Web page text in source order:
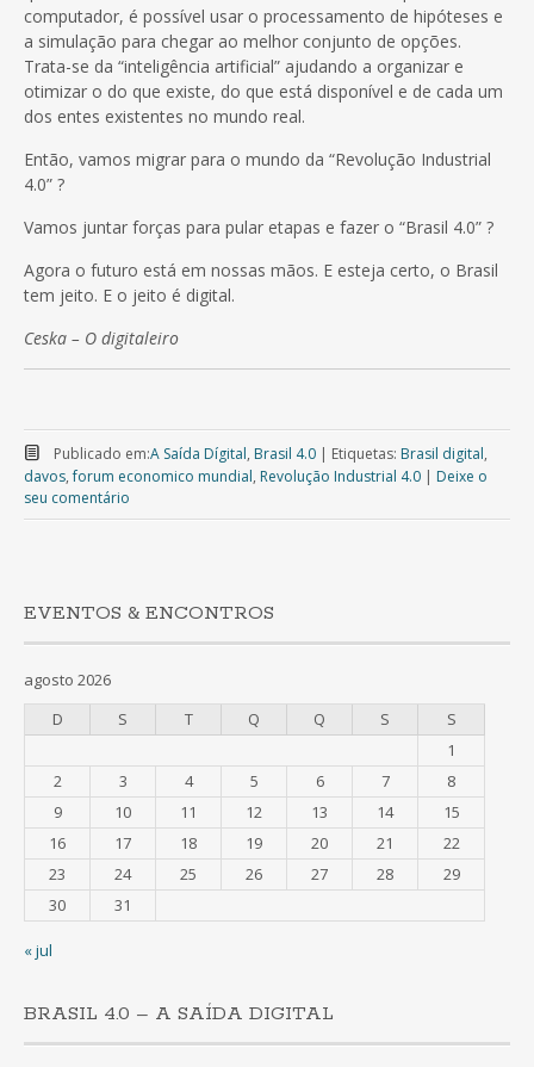
computador, é possível usar o processamento de hipóteses e
a simulação para chegar ao melhor conjunto de opções.
Trata-se da “inteligência artificial” ajudando a organizar e
otimizar o do que existe, do que está disponível e de cada um
dos entes existentes no mundo real.
Então, vamos migrar para o mundo da “Revolução Industrial
4.0” ?
Vamos juntar forças para pular etapas e fazer o “Brasil 4.0” ?
Agora o futuro está em nossas mãos. E esteja certo, o Brasil
tem jeito. E o jeito é digital.
Ceska – O digitaleiro
Publicado em:A Saída Dígital, Brasil 4.0 | Etiquetas: Brasil digital,
davos,forum economico mundial, Revolução Industrial 4.0 | Deixe o
seu comentário
EVENTOS & ENCONTROS
agosto 2026
D
S T Q Q S
S
1
2
3 4 5 6 7
8
9
10 11 12 13 14
15
16
17 18 19 20 21
22
23
24 25 26 27 28
29
30
31
« jul
BRASIL 4.0 – A SAÍDA DIGITAL